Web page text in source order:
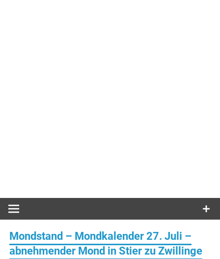
Mondstand – Mondkalender 27. Juli –
abnehmender Mond in Stier zu Zwillinge